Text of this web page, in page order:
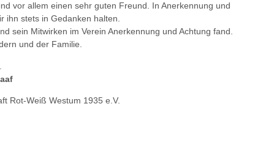
vor allem einen sehr guten Freund. In Anerkennung und
ihn stets in Gedanken halten.
sein Mitwirken im Verein Anerkennung und Achtung fand.
und der Familie.
Rot-Weiß Westum 1935 e.V.